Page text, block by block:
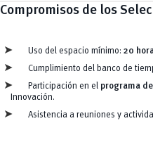
Compromisos de los
Uso del espacio mínimo: 20
Cumplimiento del banco de
Participación en el programa
Innovación.
Asistencia a reuniones y